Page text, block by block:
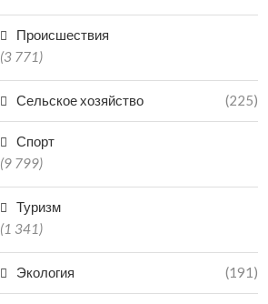
Происшествия
(3 771)
Сельское хозяйство (225)
Спорт
(9 799)
Туризм
(1 341)
Экология (191)